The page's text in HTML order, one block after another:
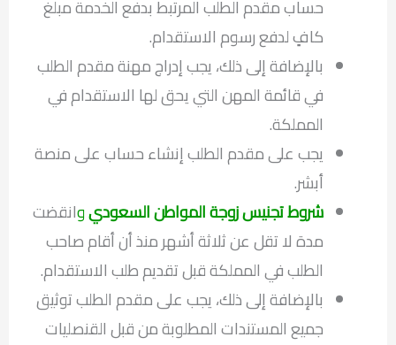
حساب مقدم الطلب المرتبط بدفع الخدمة مبلغ
كافٍ لدفع رسوم الاستقدام.
بالإضافة إلى ذلك، يجب إدراج مهنة مقدم الطلب
في قائمة المهن التي يحق لها الاستقدام في
المملكة.
يجب على مقدم الطلب إنشاء حساب على منصة
أبشر.
شروط تجنيس زوجة المواطن السعوديوانقضت
مدة لا تقل عن ثلاثة أشهر منذ أن أقام صاحب
الطلب في المملكة قبل تقديم طلب الاستقدام.
بالإضافة إلى ذلك، يجب على مقدم الطلب توثيق
جميع المستندات المطلوبة من قبل القنصليات